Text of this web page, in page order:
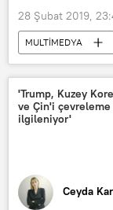
28 Şubat 2019,
MULTİMEDYA
Türkiye
Haberler
İgor Mityakov
Türkiye Dışişleri
Ziraat Bankası
'Trump, Kuzey
ve Çin'i
ilgileniyor'
Ceyda